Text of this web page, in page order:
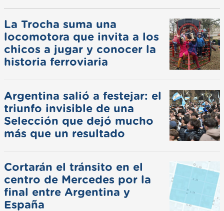
La Trocha suma una
locomotora que invita a los
chicos a jugar y conocer la
historia ferroviaria
Argentina salió a festejar: el
triunfo invisible de una
Selección que dejó mucho
más que un resultado
Cortarán el tránsito en el
centro de Mercedes por la
final entre Argentina y
España